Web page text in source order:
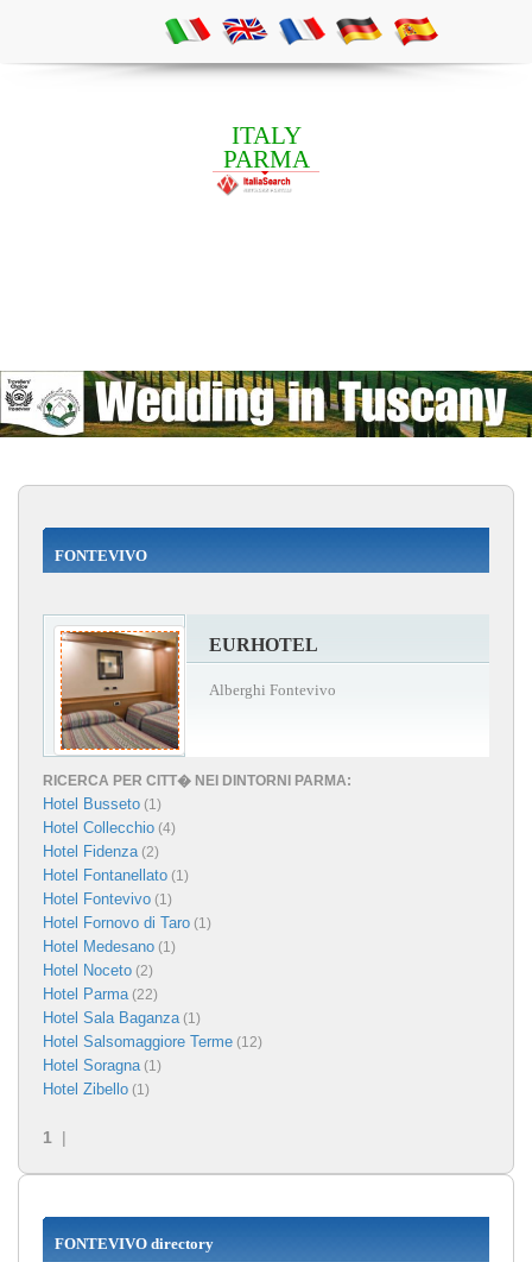
ITALY
PARMA
FONTEVIVO
EURHOTEL
Alberghi Fontevivo
RICERCA PER CITT� NEI DINTORNI PARMA:
Hotel Busseto (1)
Hotel Collecchio (4)
Hotel Fidenza(2)
Hotel Fontanellato (1)
Hotel Fontevivo (1)
Hotel Fornovo di Taro (1)
Hotel Medesano (1)
Hotel Noceto (2)
Hotel Parma(22)
Hotel Sala Baganza(1)
Hotel Salsomaggiore Terme (12)
Hotel Soragna(1)
Hotel Zibello (1)
1 |
FONTEVIVO directory